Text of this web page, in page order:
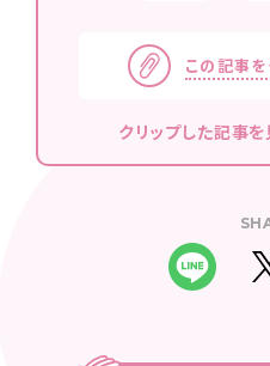
この記事を
クリップした記事